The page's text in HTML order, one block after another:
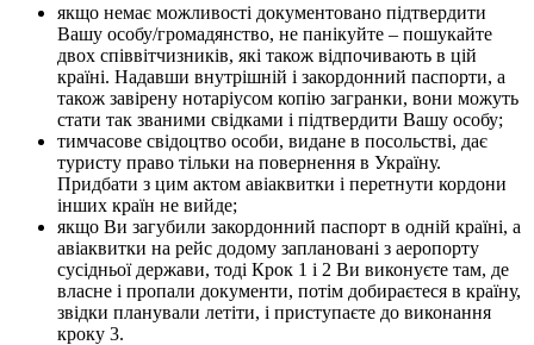
якщо немає можливості документовано підтвердити
Вашу особу/громадянство, не панікуйте – пошукайте
двох співвітчизників, які також відпочивають в цій
країні. Надавши внутрішній і закордонний паспорти, а
також завірену нотаріусом копію загранки, вони можуть
стати так званими свідками і підтвердити Вашу особу;
тимчасове свідоцтво особи, видане в посольстві, дає
туристу право тільки на повернення в Україну.
Придбати з цим актом авіаквитки і перетнути кордони
інших країн не вийде;
якщо Ви загубили закордонний паспорт в одній країні, а
авіаквитки на рейс додому заплановані з аеропорту
сусідньої держави, тоді Крок 1 і 2 Ви виконуєте там, де
власне і пропали документи, потім добираєтеся в країну,
звідки планували летіти, і приступаєте до виконання
кроку 3.